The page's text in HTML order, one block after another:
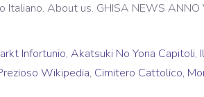
About us. GHISA NEWS
Infortunio, Akatsuki No Yona Capitoli,
Wikipedia, Cimitero Cattolico,